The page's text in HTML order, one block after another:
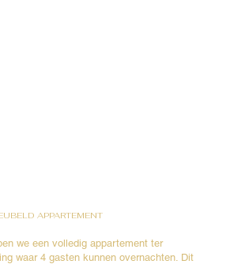
APPARTEMENT
we een volledig appartement ter
waar 4 gasten kunnen overnachten. Dit